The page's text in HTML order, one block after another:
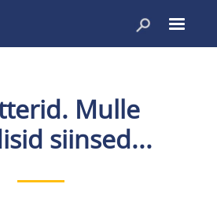
Mulle
siinsed...